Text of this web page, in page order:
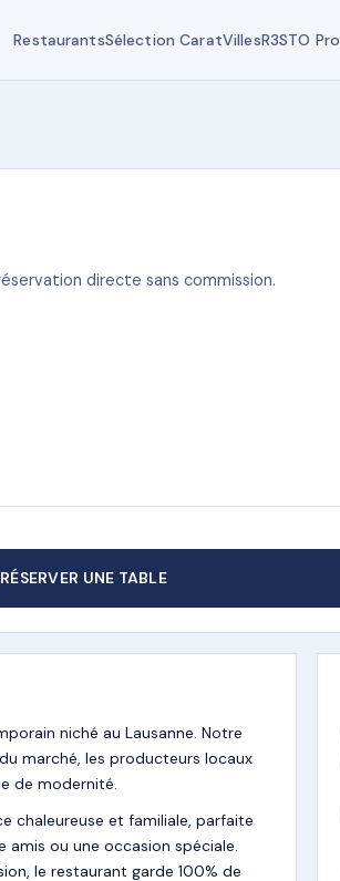
RestaurantsSélection CaratVillesR3STO Pro
directe sans commission.
RÉSERVER UNE TABLE
niché au Lausanne. Notre
marché, les producteurs locaux
de modernité.
chaleureuse et familiale, parfaite
amis ou une occasion spéciale.
le restaurant garde 100% de